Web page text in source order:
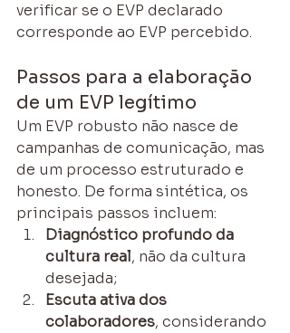
verificar se o EVP declarado
corresponde ao EVP percebido.
Passos para a elaboração
de um EVP legítimo
Um EVP robusto não nasce de
campanhas de comunicação, mas
de um processo estruturado e
honesto. De forma sintética, os
principais passos incluem:
Diagnóstico profundo da
cultura real, não da cultura
desejada;
Escuta ativa dos
colaboradores, considerando